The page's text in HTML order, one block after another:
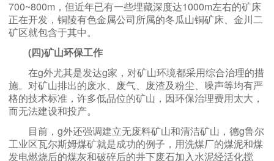
700~800m，但近年已有一些埋藏深度达1000m左右的矿床
正在开发，铜陵有色金属公司所属的冬瓜山铜矿床、金川二
矿区就包含于其中。
(四)矿山环保工作
在g外尤其是发达g家，对矿山环境都采用综合治理的措
施。对矿山排出的废水、废气、废渣及粉尘、噪声等均有严
格的技术标准，许多低品位的矿山，因环保治理费用太大，
而无法建设和投产。
目前，g外还强调建立无废料矿山和清洁矿山，德g鲁尔
工业区瓦尔斯姆煤矿就是成功的例子，用洗煤厂的煤泥和煤
发电燃烧后的煤灰和破碎后的井下废石加入水泥经活化搅